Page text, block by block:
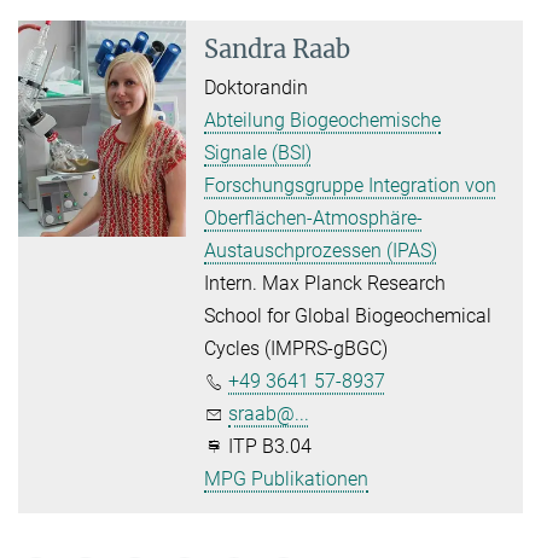
Sandra Raab
Doktorandin
Abteilung Biogeochemische
Signale (BSI)
Forschungsgruppe Integration von
Oberflächen-Atmosphäre-
Austauschprozessen (IPAS)
Intern. Max Planck Research
School for Global Biogeochemical
Cycles (IMPRS-gBGC)
+49 3641 57-8937
sraab@...
ITP B3.04
MPG Publikationen